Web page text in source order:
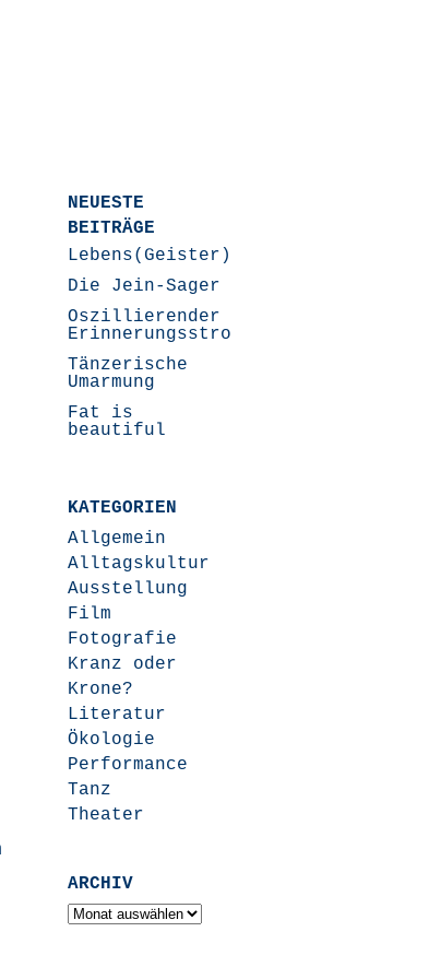
NEUESTE
BEITRÄGE
Lebens(Geister)Geschichten
Die Jein-Sager
Oszillierender
Erinnerungsstrom
Tänzerische
Umarmung
Fat is
beautiful
KATEGORIEN
Allgemein
Alltagskultur
Ausstellung
Film
Fotografie
Kranz oder
Krone?
Literatur
Ökologie
Performance
Tanz
Theater
ARCHIV
Archiv